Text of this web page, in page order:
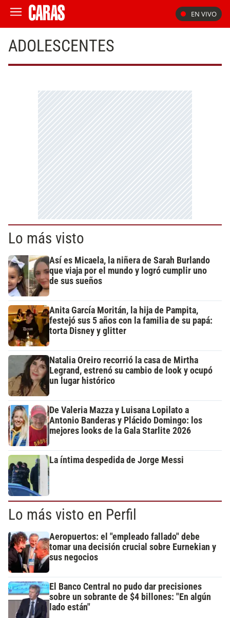
EN VIVO
ADOLESCENTES
Lo más visto
Así es Micaela, la niñera de Sarah Burlando
que viaja por el mundo y logró cumplir uno
de sus sueños
Anita García Moritán, la hija de Pampita,
festejó sus 5 años con la familia de su papá:
torta Disney y glitter
Natalia Oreiro recorrió la casa de Mirtha
Legrand, estrenó su cambio de look y ocupó
un lugar histórico
De Valeria Mazza y Luisana Lopilato a
Antonio Banderas y Plácido Domingo: los
mejores looks de la Gala Starlite 2026
La íntima despedida de Jorge Messi
Lo más visto en Perfil
Aeropuertos: el "empleado fallado" debe
tomar una decisión crucial sobre Eurnekian y
sus negocios
El Banco Central no pudo dar precisiones
sobre un sobrante de $4 billones: "En algún
lado están"